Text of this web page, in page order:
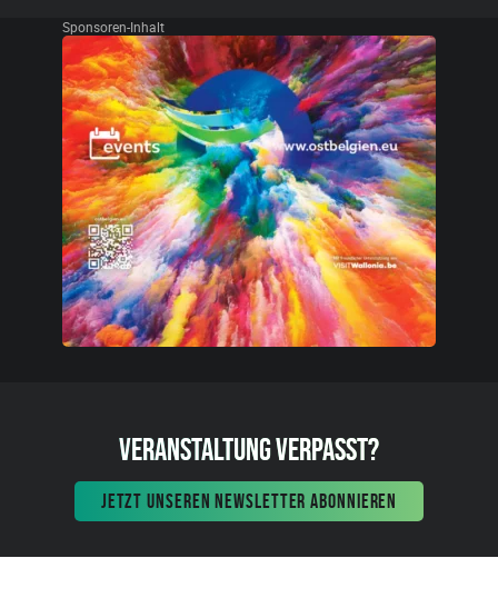
Sponsoren-Inhalt
VERANSTALTUNG VERPASST?
JETZT UNSEREN NEWSLETTER ABONNIEREN